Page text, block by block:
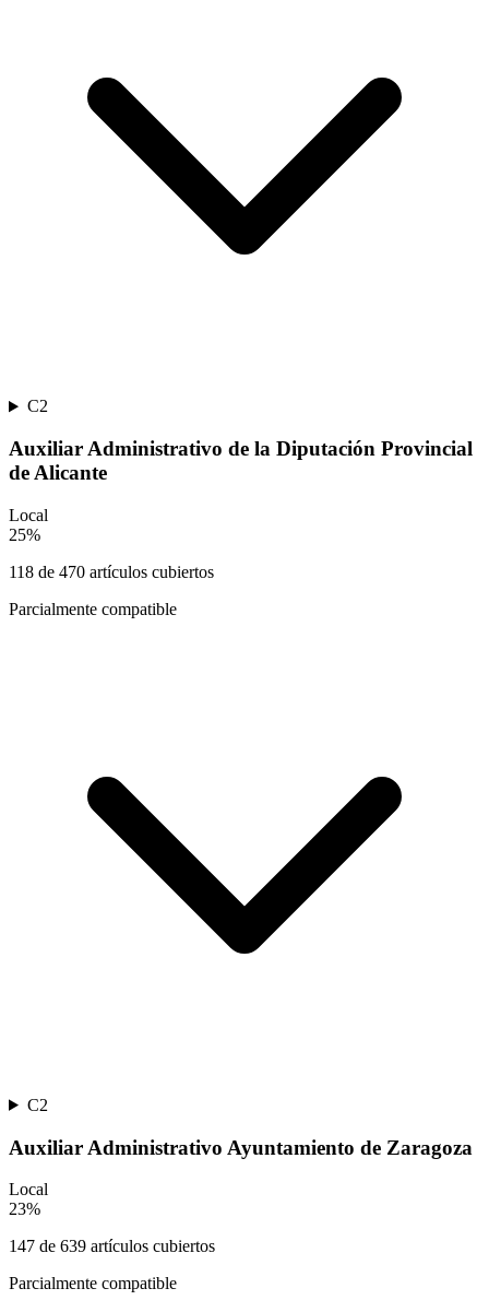
C2
Auxiliar Administrativo de la Diputación Provincial
de Alicante
Local
25%
118 de 470 artículos cubiertos
Parcialmente compatible
C2
Auxiliar Administrativo Ayuntamiento de Zaragoza
Local
23%
147 de 639 artículos cubiertos
Parcialmente compatible